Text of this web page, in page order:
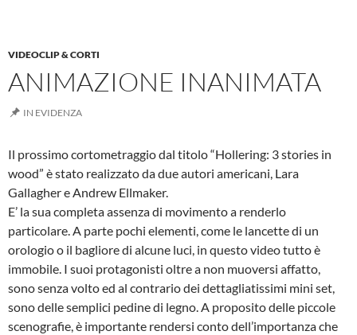
VIDEOCLIP & CORTI
ANIMAZIONE INANIMATA
IN EVIDENZA
Il prossimo cortometraggio dal titolo “Hollering: 3 stories in
wood” è stato realizzato da due autori americani, Lara
Gallagher e Andrew Ellmaker.
E’ la sua completa assenza di movimento a renderlo
particolare. A parte pochi elementi, come le lancette di un
orologio o il bagliore di alcune luci, in questo video tutto è
immobile. I suoi protagonisti oltre a non muoversi affatto,
sono senza volto ed al contrario dei dettagliatissimi mini set,
sono delle semplici pedine di legno. A proposito delle piccole
scenografie, è importante rendersi conto dell’importanza che